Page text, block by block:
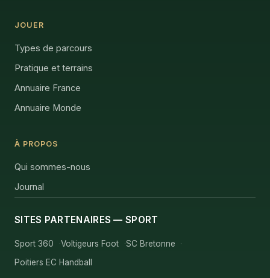
JOUER
Types de parcours
Pratique et terrains
Annuaire France
Annuaire Monde
À PROPOS
Qui sommes-nous
Journal
SITES PARTENAIRES — SPORT
Sport 360 Voltigeurs Foot
SC Bretonne
Poitiers EC Handball